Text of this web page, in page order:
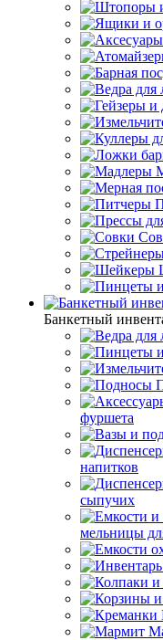
Банкетный
фуршета
напитков
сыпучих
мельницы